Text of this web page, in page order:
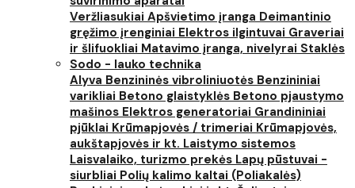
Veržliasukiai Apšvietimo įranga Deimantinio
gręžimo įrenginiai Elektros ilgintuvai Graveriai
ir šlifuokliai Matavimo įranga, nivelyrai Staklės
Sodo - lauko technika
Alyva Benzininės vibroliniuotės Benzininiai
varikliai Betono glaistyklės Betono pjaustymo
mašinos Elektros generatoriai Grandininiai
pjūklai Krūmapjovės / trimeriai Krūmapjovės,
aukštapjovės ir kt. Laistymo sistemos
Laisvalaiko, turizmo prekės Lapų pūstuvai -
siurbliai Polių kalimo kaltai (Poliakalės)